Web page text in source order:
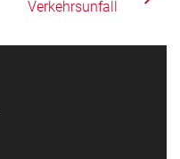
Verkehrsunfall